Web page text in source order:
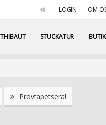
LOGIN OM
THIBAUT STUCKATUR
Provtapetsera!